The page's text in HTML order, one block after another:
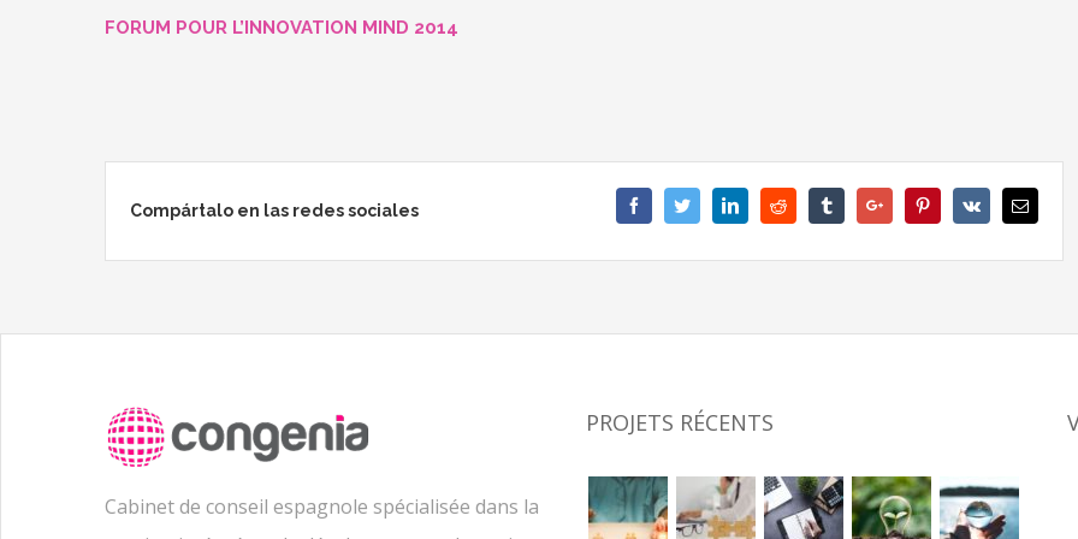
FORUM POUR L’INNOVATION MIND 2014
Compártalo en las redes sociales FacebookTwitterLinkedinReddit TumblrGoogle+ PinterestVk Email
Cabinet de conseil espagnole spécialisée dans la
PROJETS RÉCENTS